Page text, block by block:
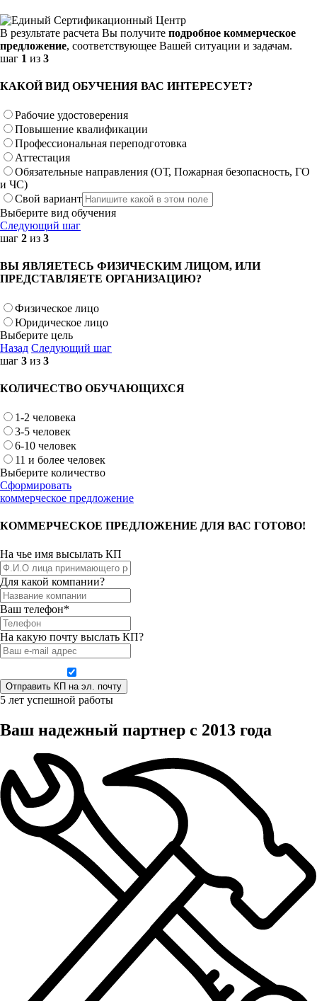
В результате расчета Вы получите подробное коммерческое
предложение, соответствующее Вашей ситуации и задачам.
шаг 1 из 3
КАКОЙ ВИД ОБУЧЕНИЯ ВАС ИНТЕРЕСУЕТ?
Рабочие удостоверения
Повышение квалификации
Профессиональная переподготовка
Аттестация
Обязательные направления (ОТ, Пожарная безопасность, ГО
и ЧС)
Свой вариант
Выберите вид обучения
Следующий шаг
шаг 2 из 3
ВЫ ЯВЛЯЕТЕСЬ ФИЗИЧЕСКИМ ЛИЦОМ, ИЛИ
ПРЕДСТАВЛЯЕТЕ ОРГАНИЗАЦИЮ?
Физическое лицо
Юридическое лицо
Выберите цель
Назад Следующий шаг
шаг 3 из 3
КОЛИЧЕСТВО ОБУЧАЮЩИХСЯ
1-2 человека
3-5 человек
6-10 человек
11 и более человек
Выберите количество
Сформировать
коммерческое предложение
КОММЕРЧЕСКОЕ ПРЕДЛОЖЕНИЕ ДЛЯ ВАС ГОТОВО!
На чье имя высылать КП
Для какой компании?
Ваш телефон*
На какую почту выслать КП?
5 лет успешной работы
Ваш надежный партнер с 2013 года